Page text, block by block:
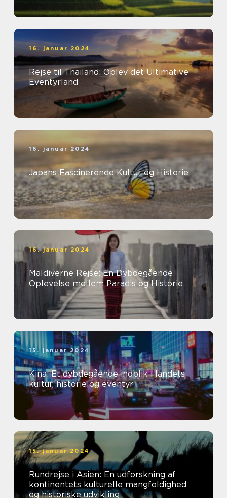
16. januar 2024
Rejse til Thailand: Oplev det Ultimative
Eventyrland
16. januar 2024
Japans Fascinerende Kultur og Historie
16. januar 2024
Maldiverne Rejse: En Dybdegående
Oplevelse mellem Paradis og Historie
15. januar 2024
Kina: Et dybdegående indblik i landets
kultur, historie og eventyr
15. januar 2024
Rundrejse i Asien: En udforskning af
kontinentets kulturelle mangfoldighed
og historiske udvikling